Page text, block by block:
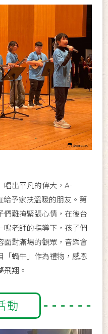
唱出平凡的偉大，A-
給予家扶溫暖的朋友。第
們難掩緊張心情，在後台
鳴老師的指導下，孩子們
面對滿場的觀眾，音樂會
「蝸牛」作為禮物，感恩
飛翔。
動